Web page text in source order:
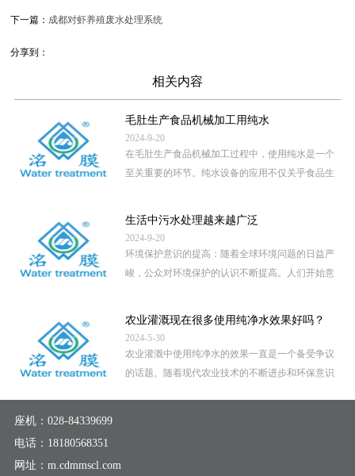
下一篇： 成都对虾养殖废水处理系统
分享到：
相关内容
毛肚生产食品机械加工用纯水
2024-9-20
在毛肚生产食品机械加工过程中，使用纯水是一个
至关重要的环节。纯水设备的应用不仅关乎食品生
生活中污水处理越来越广泛
2024-9-20
环境保护意识的提高：随着全球环境问题的日益严
峻，公众对环境保护的认识不断提高。人们开始意
农业灌溉现在很多使用纯净水效果好吗？
2024-5-30
农业灌溉中使用纯净水的效果一直是一个备受争议
的话题。随着现代农业技术的不断进步和环保意识
座机： 028-84339699
电话： 18180568351
网址：m.cdmmscl.com